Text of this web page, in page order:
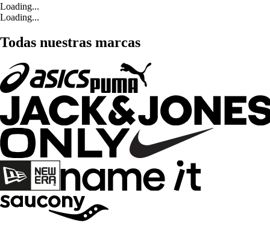
Loading...
Loading...
Todas nuestras marcas